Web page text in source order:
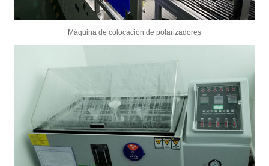
Máquina de colocación de polarizadores